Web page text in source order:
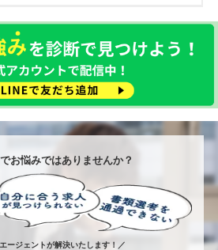
お悩みではありませんか？
ージェントが解決いたします！／